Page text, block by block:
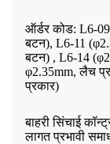
ऑर्डर कोड: L6-
बटन), L6-11
बटन) , L6-14
φ2.35mm, लैच
प्रकार)
बाहरी सिंचाई
लागत प्रभावी